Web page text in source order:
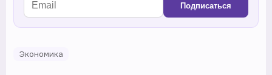
Подписаться
Экономика